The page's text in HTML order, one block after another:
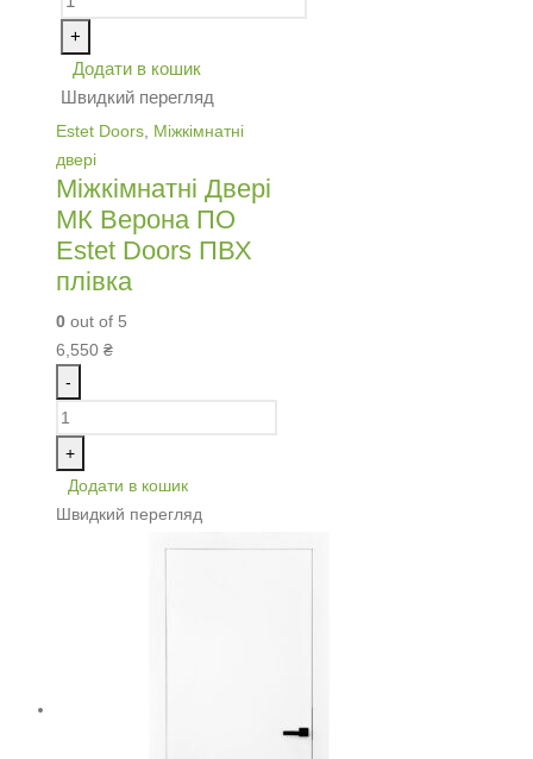
+
Додати в кошик
Швидкий перегляд
Estet Doors Міжкімнатні
двері
Міжкімнатні Двері
МК Верона ПО
Estet Doors ПВХ
плівка
0 out of 5
6,550 ₴
-
+
Додати в кошик
Швидкий перегляд